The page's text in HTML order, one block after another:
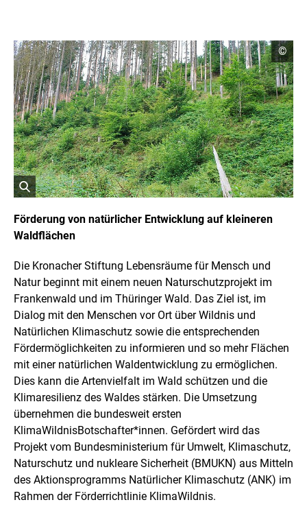
f
f
n
t
B
i
l
d
i
n
e
i
n
e
r
v
e
r
g
r
ö
ß
C
o
p
y
r
i
g
h
t
I
n
f
o
r
n
©
Förderung von natürlicher Entwicklung auf kleineren
Waldflächen
Die Kronacher Stiftung Lebensräume für Mensch und
Natur beginnt mit einem neuen Naturschutzprojekt im
Frankenwald und im Thüringer Wald. Das Ziel ist, im
Dialog mit den Menschen vor Ort über Wildnis und
Natürlichen Klimaschutz sowie die entsprechenden
Fördermöglichkeiten zu informieren und so mehr Flächen
mit einer natürlichen Waldentwicklung zu ermöglichen.
Dies kann die Artenvielfalt im Wald schützen und die
Klimaresilienz des Waldes stärken. Die Umsetzung
übernehmen die bundesweit ersten
KlimaWildnisBotschafter*innen. Gefördert wird das
Projekt vom Bundesministerium für Umwelt, Klimaschutz,
Naturschutz und nukleare Sicherheit (BMUKN) aus Mitteln
des Aktionsprogramms Natürlicher Klimaschutz (ANK) im
Rahmen der Förderrichtlinie KlimaWildnis.